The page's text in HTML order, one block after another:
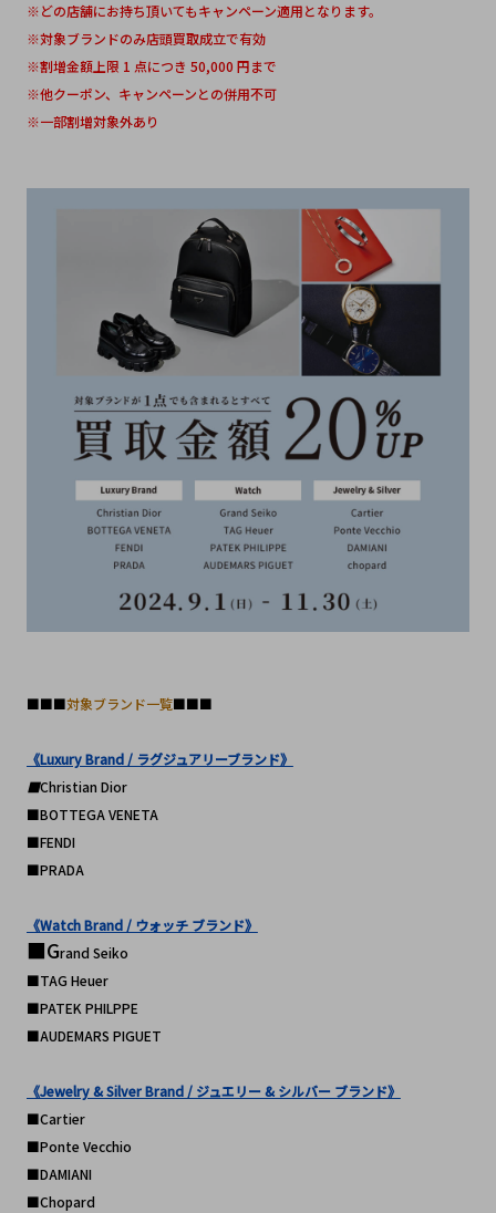
※どの店舗にお持ち頂いてもキャンペーン適用となります。
※対象ブランドのみ店頭買取成立で有効
※割増金額上限 1 点につき 50,000 円まで
※他クーポン、キャンペーンとの併用不可
※一部割増対象外あり
■■■対象ブランド一覧■■■
《Luxury Brand / ラグジュアリーブランド》
■Christian Dior
■BOTTEGA VENETA
■FENDI
■PRADA
《Watch Brand / ウォッチ ブランド》
■Grand Seiko
■TAG Heuer
■PATEK PHILPPE
■AUDEMARS PIGUET
《Jewelry & Silver Brand / ジュエリー & シルバー ブランド》
■Cartier
■Ponte Vecchio
■DAMIANI
■Chopard